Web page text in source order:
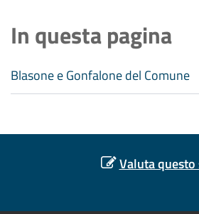
In questa pagina
Blasone e Gonfalone del Comune
Valuta questo